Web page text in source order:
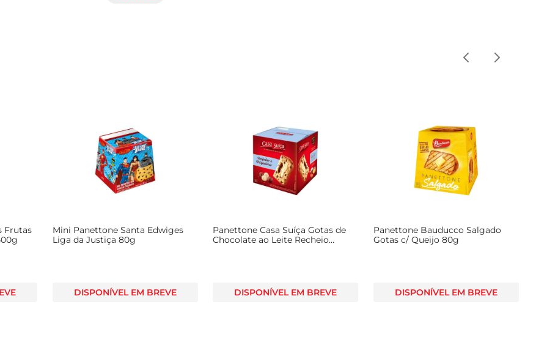
prática e atrativa, facilitando o armazenamento e o transporte. Com 400g,é ideal para servir em reuniões
elaborada garante uma experiência de sabor que respeita as tradições, ao mesmo tempo em que atende às
Frutas
Mini Panettone Santa Edwiges
Liga da Justiça 80g
DISPONÍVEL EM BREVE
Panettone Casa Suíça Gotas de
Chocolate ao Leite Recheio
DISPONÍVEL EM BREVE
Panettone Bauducco Salgado
Gotas c/ Queijo 80g
DISPONÍVEL EM BREVE